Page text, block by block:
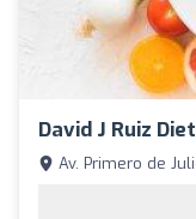
David J Ruiz
Av. Primero de